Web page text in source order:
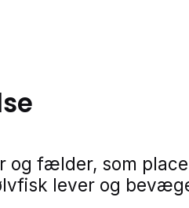
og fælder, som
lever og